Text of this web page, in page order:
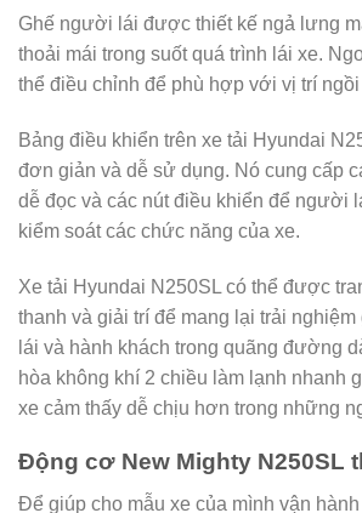
Ghế người lái được thiết kế ngả lưng
thoải mái trong suốt quá trình lái xe.
thể điều chỉnh để phù hợp với vị trí
Bảng điều khiển trên xe tải Hyundai
đơn giản và dễ sử dụng. Nó cung cấp
dễ đọc và các nút điều khiển để người
kiểm soát các chức năng của xe.
Xe tải Hyundai N250SL có thể được
thanh và giải trí để mang lại trải
lái và hành khách trong quãng đường
hòa không khí 2 chiều làm lạnh nhanh
xe cảm thấy dễ chịu hơn trong những
Động cơ New Mighty N250SL
Để giúp cho mẫu xe của mình vận